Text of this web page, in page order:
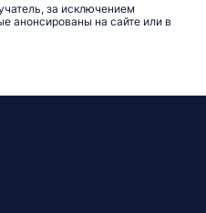
за исключением
анонсированы на сайте или в